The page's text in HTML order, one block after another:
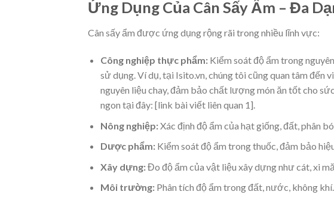
Ứng Dụng Của Cân Sấy Ẩm – Đa
Cân sấy ẩm được ứng dụng rộng rãi trong nhiều lĩnh vực:
Công nghiệp thực phẩm:Kiểm soát độ ẩm trong
sử dụng. Ví dụ, tại Isito.vn, chúng tôi cũng quan tâm đến
nguyên liệu chay, đảm bảo chất lượng món ăn tốt cho
ngon tại đây: [link bài viết liên quan 1].
Nông nghiệp:Xác định độ ẩm của hạt giống, đất, phân
Dược phẩm:Kiểm soát độ ẩm trong thuốc, đảm bảo
Xây dựng:Đo độ ẩm của vật liệu xây dựng như cát, xi
Môi trường:Phân tích độ ẩm trong đất, nước, không